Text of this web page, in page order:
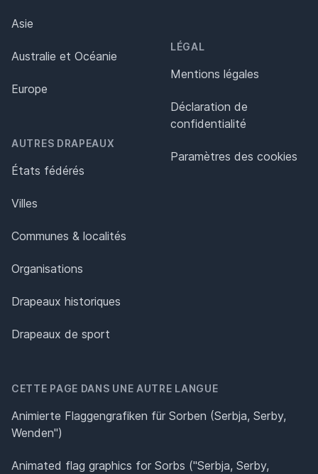
Asie
Australie et Océanie
Europe
AUTRES DRAPEAUX
États fédérés
Villes
Communes & localités
Organisations
Drapeaux historiques
Drapeaux de sport
LÉGAL
Mentions légales
Déclaration de
confidentialité
Paramètres des cookies
CETTE PAGE DANS UNE AUTRE LANGUE
Animierte Flaggengrafiken für Sorben (Serbja, Serby,
Wenden")
Animated flag graphics for Sorbs ("Serbja, Serby,